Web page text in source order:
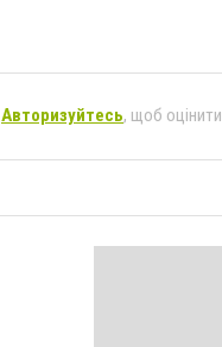
Авторизуйтесь, щоб оцінити